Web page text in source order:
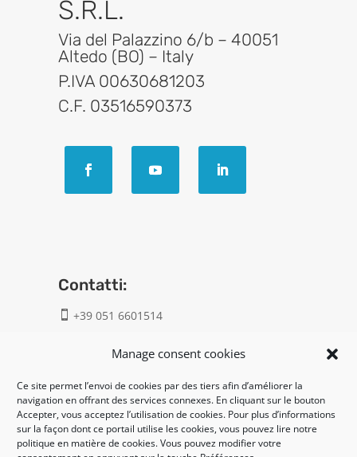
Manage consent cookies
Ce site permet l’envoi de cookies par des tiers afin d’améliorer la
navigation en offrant des services connexes. En cliquant sur le bouton
Accepter, vous acceptez l’utilisation de cookies. Pour plus d’informations
sur la façon dont ce portail utilise les cookies, vous pouvez lire notre
politique en matière de cookies. Vous pouvez modifier votre
S.R.L.
Via del Palazzino 6/b – 40051
Altedo (BO) – Italy
P.IVA 00630681203
C.F. 03516590373
Contatti:
 +39 051 6601514
info@geatech.it
UNI EN ISO 9001: 2015
Legal: